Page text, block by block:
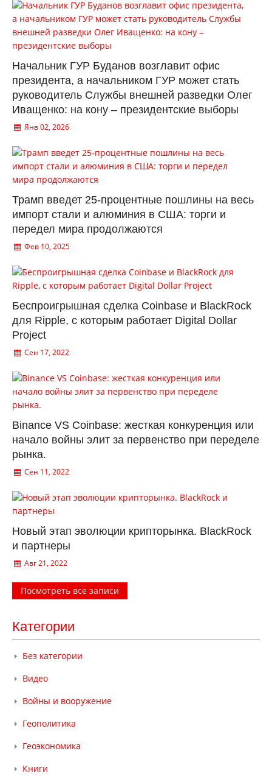
Начальник ГУР Буданов возглавит офис
президента, а начальником ГУР может стать
руководитель Службы внешней разведки Олег
Иващенко: на кону – президентские выборы
Янв 02, 2026
Трамп введет 25-процентные пошлины на весь
импорт стали и алюминия в США: торги и
передел мира продолжаются
Фев 10, 2025
Беспроигрышная сделка Coinbase и BlackRock
для Ripple, с которым работает Digital Dollar
Project
Сен 17, 2022
Binance VS Coinbase: жесткая конкуренция или
начало войны элит за первенство при переделе
рынка.
Сен 11, 2022
Новый этап эволюции крипторынка. BlackRock
и партнеры
Авг 21, 2022
Посмотреть все записи
Категории
Без категории
Видео
Войны и вооружение
Геополитика
Геоэкономика
Книги